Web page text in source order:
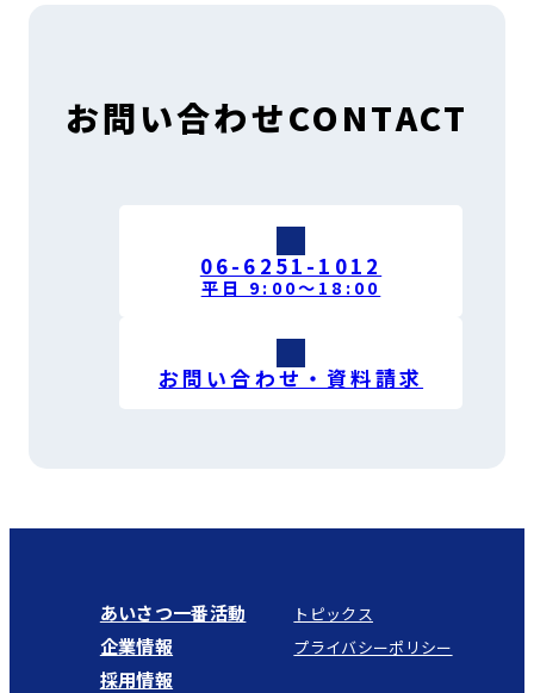
お問い合わせCONTACT
06-6251-1012
平日 9:00〜18:00
お問い合わせ・資料請求
あいさつ一番活動
企業情報
採用情報
トピックス
プライバシーポリシー